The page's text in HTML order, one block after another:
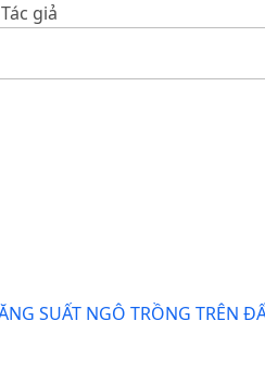
giả
SUẤT NGÔ TRỒNG TRÊN